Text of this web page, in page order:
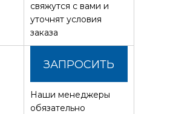
свяжутся с вами и
уточнят условия
заказа
ЗАПРОСИТЬ
СТОИМОСТЬ
Наши менеджеры
обязательно